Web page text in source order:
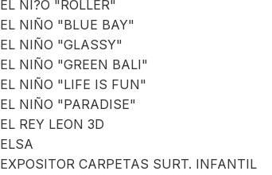
EL NI?O "ROLLER"
EL NIÑO "BLUE BAY"
EL NIÑO "GLASSY"
EL NIÑO "GREEN BALI"
EL NIÑO "LIFE IS FUN"
EL NIÑO "PARADISE"
EL REY LEON 3D
ELSA
EXPOSITOR CARPETAS SURT. INFANTIL